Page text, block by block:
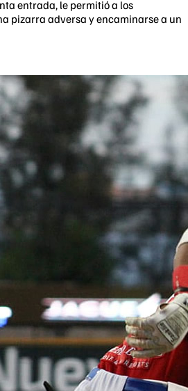
entrada, le permitió a los
pizarra adversa y encaminarse a un